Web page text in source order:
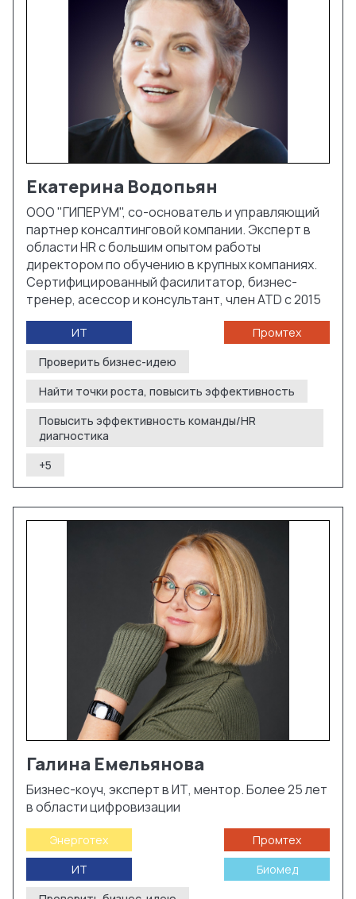
Екатерина Водопьян
ООО "ГИПЕРУМ", со-основатель и управляющий
партнер консалтинговой компании. Эксперт в
области HR с большим опытом работы
директором по обучению в крупных компаниях.
Сертифицированный фасилитатор, бизнес-
тренер, асессор и консультант, член ATD c 2015
ИТ
Промтех
Проверить бизнес-идею
Найти точки роста, повысить эффективность
Повысить эффективность команды/HR
диагностика
+5
Галина Емельянова
Бизнес-коуч, эксперт в ИТ, ментор. Более 25 лет
в области цифровизации
Энерготех
Промтех
ИТ
Биомед